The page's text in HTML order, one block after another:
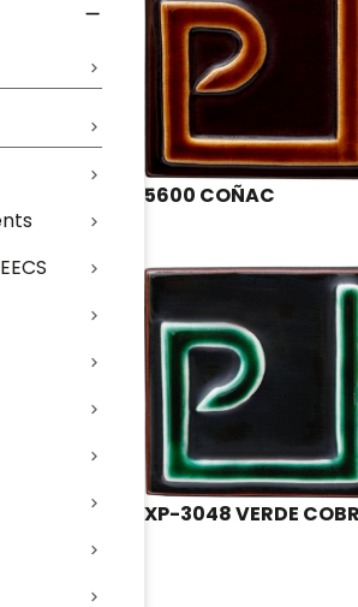
5600 COÑAC
XP-3048 VERDE